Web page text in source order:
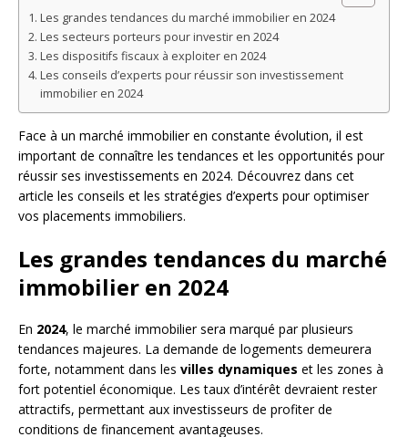
Les grandes tendances du marché immobilier en 2024
Les secteurs porteurs pour investir en 2024
Les dispositifs fiscaux à exploiter en 2024
Les conseils d’experts pour réussir son investissement
immobilier en 2024
Face à un marché immobilier en constante évolution, il est
important de connaître les tendances et les opportunités pour
réussir ses investissements en 2024. Découvrez dans cet
article les conseils et les stratégies d’experts pour optimiser
vos placements immobiliers.
Les grandes tendances du marché
immobilier en 2024
En 2024, le marché immobilier sera marqué par plusieurs
tendances majeures. La demande de logements demeurera
forte, notamment dans les villes dynamiques et les zones à
fort potentiel économique. Les taux d’intérêt devraient rester
attractifs, permettant aux investisseurs de profiter de
conditions de financement avantageuses.